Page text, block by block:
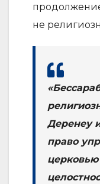
не
Деренеу
право
церковью